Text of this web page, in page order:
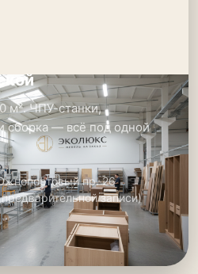
м². ЧПУ-станки,
сборка — всё под одной
пр. 26
записи)